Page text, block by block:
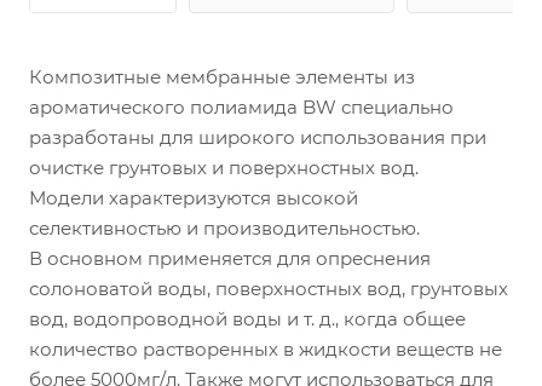
Композитные мембранные элементы из
ароматического полиамида BW специально
разработаны для широкого использования при
очистке грунтовых и поверхностных вод.
Модели характеризуются высокой
селективностью и производительностью.
В основном применяется для опреснения
солоноватой воды, поверхностных вод, грунтовых
вод, водопроводной воды и т. д., когда общее
количество растворенных в жидкости веществ не
более 5000мг/л. Также могут использоваться для